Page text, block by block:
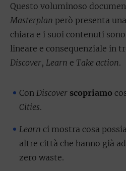
Questo voluminoso
Masterplan però presenta
chiara e i suoi contenuti
lineare e consequenziale in
Discover, Learn e Take action.
Con Discover scopriamo
Cities.
Learn ci mostra cosa
altre città che hanno già
zero waste.